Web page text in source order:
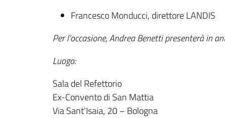
Francesco Monducci, direttore LANDIS
Per l’occasione, Andrea Benetti presenterà in
Luogo:
Sala del Refettorio
Ex-Convento di San Mattia
Via Sant'Isaia, 20 – Bologna